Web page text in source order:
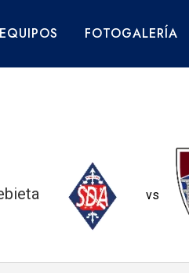
EQUIPOS FOTOGALERÍA
vs